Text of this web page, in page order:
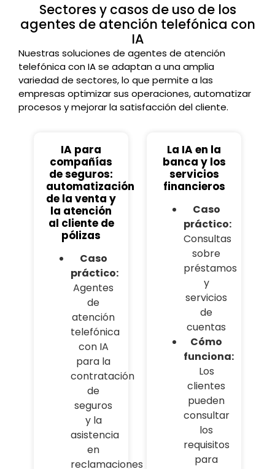
Sectores y casos de uso de los
agentes de atención telefónica con
IA
Nuestras soluciones de agentes de atención
telefónica con IA se adaptan a una amplia
variedad de sectores, lo que permite a las
empresas optimizar sus operaciones, automatizar
procesos y mejorar la satisfacción del cliente.
IA para
compañías
de seguros:
automatización
de la venta y
la atención
al cliente de
pólizas
Caso
práctico:
Agentes
de
atención
telefónica
con IA
para la
contratación
de
seguros
y la
asistencia
en
reclamaciones
La IA en la
banca y los
servicios
financieros
Caso
práctico:
Consultas
sobre
préstamos
y
servicios
de
cuentas
Cómo
funciona:
Los
clientes
pueden
consultar
los
requisitos
para